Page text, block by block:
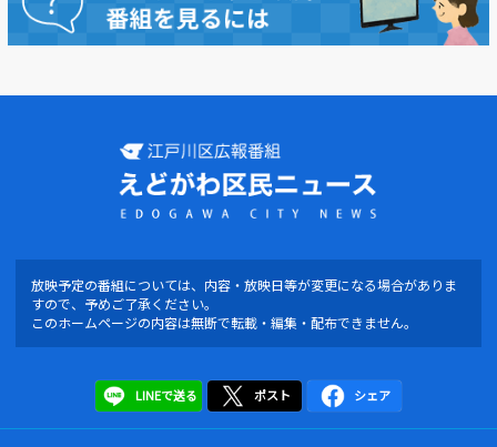
放映予定の番組については、内容・放映日等が変更になる場合がありま
すので、予めご了承ください。
このホームページの内容は無断で転載・編集・配布できません。
LINEで送る ポスト シェア